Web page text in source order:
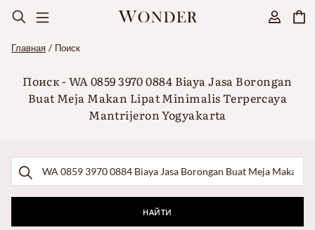
Главная Поиск
Поиск - WA 0859 3970 0884 Biaya Jasa Borongan
Buat Meja Makan Lipat Minimalis Terpercaya
Mantrijeron Yogyakarta